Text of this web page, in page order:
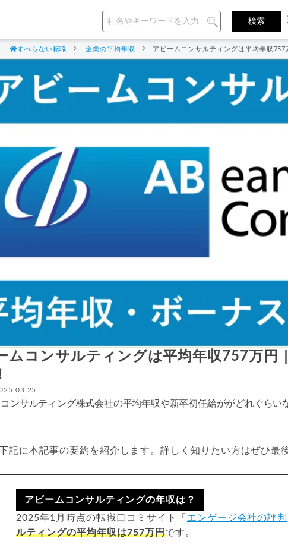
すべらない転職 企業の平均年収 アビームコンサルティングは平均年収
ムコンサルティングは平均年収757万円
ンサルティング株式会社の平均年収や新卒初任給ががどれぐらい
下記に本記事の要約を紹介します。詳しく知りたい方はぜひ最
アビームコンサルティングの年収は？
2025年1月時点の転職口コミサイト「 エンゲージ会社の評判
ルティングの平均年収は757万円です。